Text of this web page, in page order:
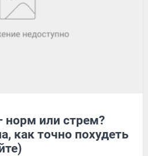
норм или стрем?
как точно похудеть